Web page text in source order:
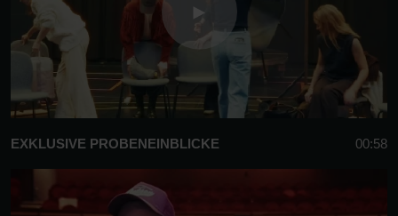
EXKLUSIVE PROBENEINBLICKE 00:58